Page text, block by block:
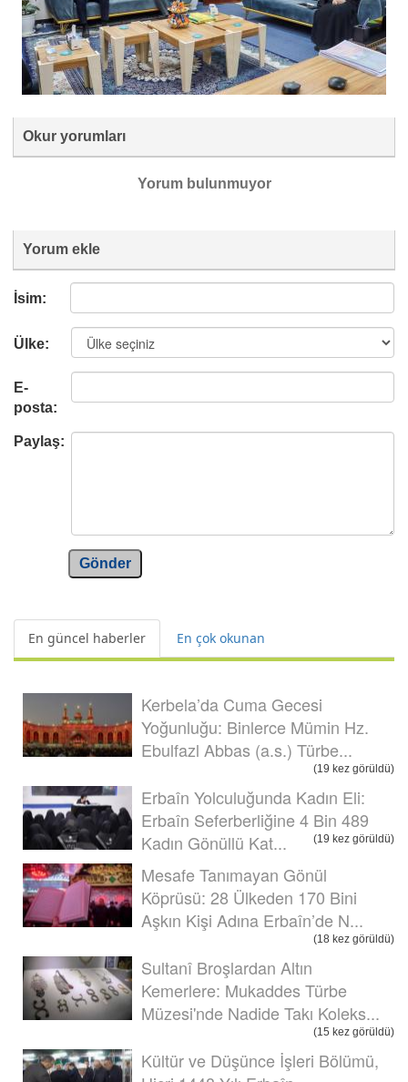
Okur yorumları
Yorum bulunmuyor
Yorum ekle
İsim:
Ülke:
E-
posta:
Paylaş:
Gönder
En güncel haberler En çok okunan
Kerbela’da Cuma Gecesi
Yoğunluğu: Binlerce Mümin Hz.
Ebulfazl Abbas (a.s.) Türbe...
(19 kez görüldü)
Erbaîn Yolculuğunda Kadın Eli:
Erbaîn Seferberliğine 4 Bin 489
Kadın Gönüllü Kat...
(19 kez görüldü)
Mesafe Tanımayan Gönül
Köprüsü: 28 Ülkeden 170 Bini
Aşkın Kişi Adına Erbaîn’de N...
(18 kez görüldü)
Sultanî Broşlardan Altın
Kemerlere: Mukaddes Türbe
Müzesi'nde Nadide Takı Koleks...
(15 kez görüldü)
Kültür ve Düşünce İşleri Bölümü,